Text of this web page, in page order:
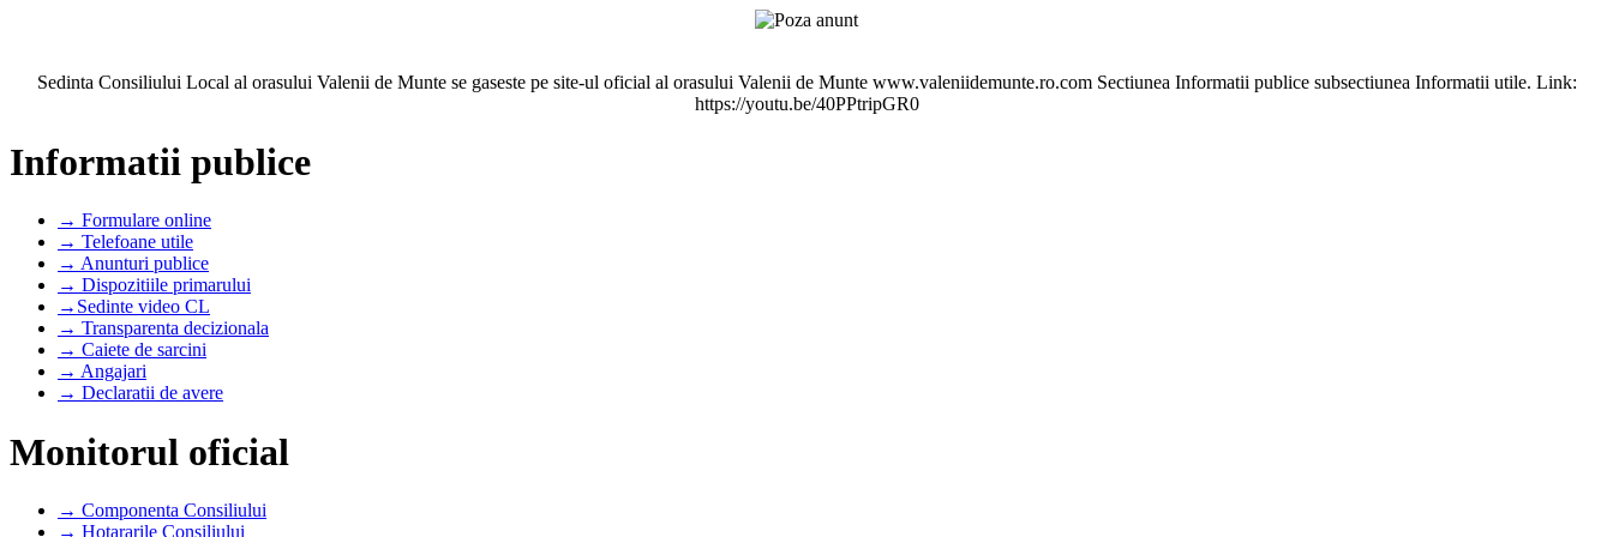
Sedinta Consiliului Local al orasului Valenii de Munte se gaseste pe site-ul oficial al orasului Valenii de Munte www.valeniidemunte.ro.com Sectiunea Informatii publice subsectiunea Informatii utile. Link:
https://youtu.be/40PPtripGR0
Informatii publice
→ Formulare online
→ Telefoane utile
→ Anunturi publice
→ Dispozitiile primarului
→Sedinte video CL
→ Transparenta decizionala
→ Caiete de sarcini
→ Angajari
→ Declaratii de avere
Monitorul oficial
→ Componenta Consiliului
→ Hotararile Consiliului